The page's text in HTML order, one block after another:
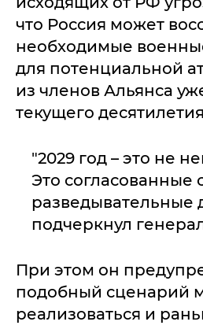
что Россия может
необходимые
для потенциальной
из членов Альянса
текущего
"2029 год – это не
Это согласованные
разведывательные
подчеркнул
При этом он
подобный сценарий
реализоваться и